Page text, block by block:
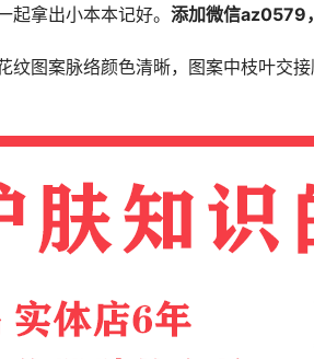
起拿出小本本记好。 添加微信az0579，
纹图案脉络颜色清晰，图案中枝叶交